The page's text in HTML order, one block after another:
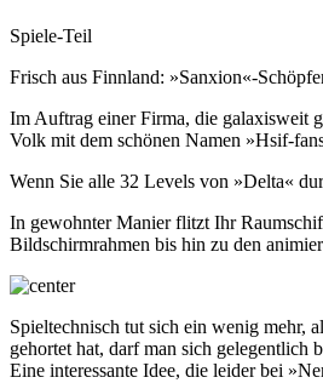
Spiele-Teil
Frisch aus Finnland: »Sanxion«-
Im Auftrag einer Firma, die galaxisweit
Volk mit dem schönen Namen »Hsif-
Wenn Sie alle 32 Levels von »Delta«
In gewohnter Manier flitzt Ihr
Bildschirmrahmen bis hin zu den
Spieltechnisch tut sich ein wenig mehr,
gehortet hat, darf man sich gelegentlich
Eine interessante Idee, die leider bei